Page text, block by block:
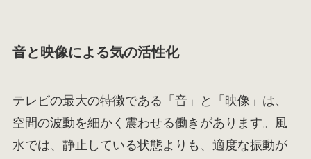
音と映像による気の活性化
テレビの最大の特徴である「音」と「映像」は、
空間の波動を細かく震わせる働きがあります。風
水では、静止している状態よりも、適度な振動が